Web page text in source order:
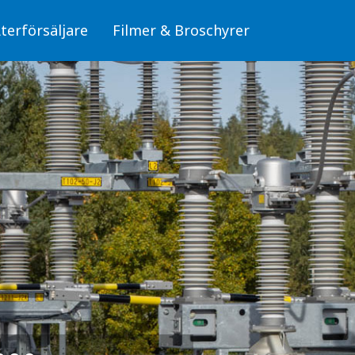
miljö och säkerhet
och
trafik
Fiber/OPTO
Skyltar för fiber (OPTO)
Stolpar för fiber (OPTO)
Filmer & Broschyrer
Skyltar
Skyltar för elanläggningar
Fiber/OPTO
Luftledning/Sambyggnad
Skyltar för hälsa, miljö och säkerhet
Skyltar för Fordonsladdning
Sjöfart, Kraftverksdammar och Pegelskalor